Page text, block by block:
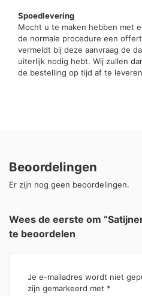
Spoedlevering
Mocht u te maken hebben met
de normale procedure een
vermeldt bij deze aanvraag de
uiterlijk nodig hebt. Wij zullen
de bestelling op tijd af te
Beoordelingen
Er zijn nog geen beoordelingen.
Wees de eerste om
te beoordelen
Je e-mailadres wordt niet
zijn gemarkeerd met *